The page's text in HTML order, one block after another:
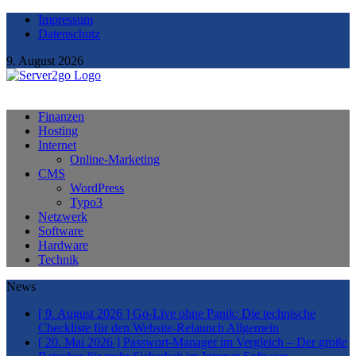
Impressum
Datenschutz
9. August 2026
Finanzen
Hosting
Internet
Online-Marketing
CMS
WordPress
Typo3
Netzwerk
Software
Hardware
Technik
News
[ 9. August 2026 ] Go-Live ohne Panik: Die technische
Checkliste für den Website-Relaunch Allgemein
[ 20. Mai 2026 ] Passwort-Manager im Vergleich – Der große